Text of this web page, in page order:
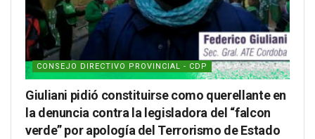
CONSEJO DIRECTIVO PROVINCIAL - CDP
Giuliani pidió constituirse como querellante en
la denuncia contra la legisladora del “falcon
verde” por apología del Terrorismo de Estado